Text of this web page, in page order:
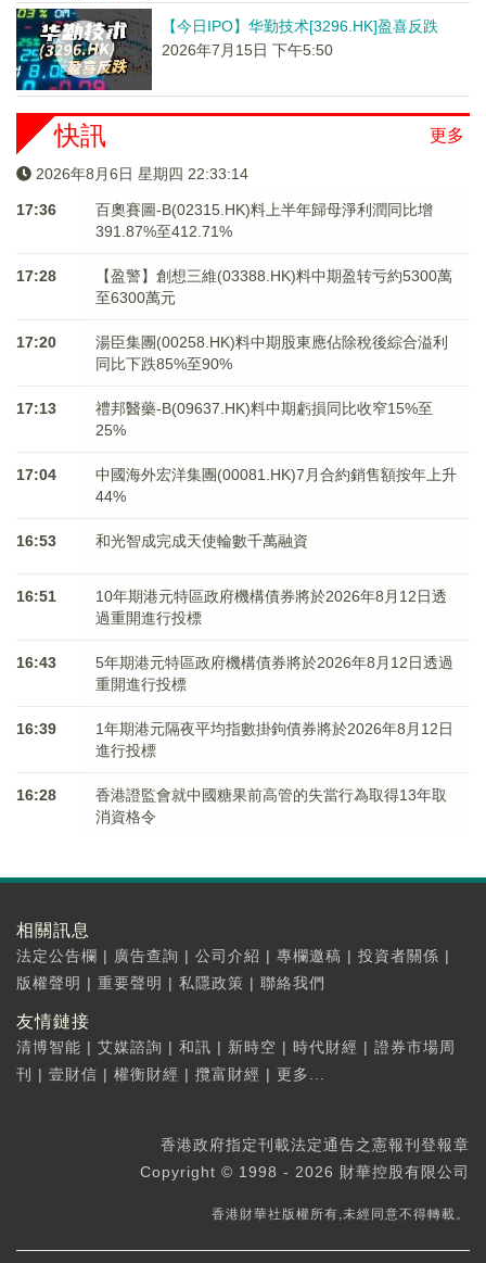
【今日IPO】华勤技术[3296.HK]盈喜反跌
2026年7月15日 下午5:50
更多
快訊
2026年8月6日 星期四 22:33:14
17:36
百奧賽圖-B(02315.HK)料上半年歸母淨利潤同比增
391.87%至412.71%
17:28
【盈警】創想三維(03388.HK)料中期盈转亏約5300萬
至6300萬元
17:20
湯臣集團(00258.HK)料中期股東應佔除稅後綜合溢利
同比下跌85%至90%
17:13
禮邦醫藥-B(09637.HK)料中期虧損同比收窄15%至
25%
17:04
中國海外宏洋集團(00081.HK)7月合約銷售額按年上升
44%
16:53 和光智成完成天使輪數千萬融資
16:51
10年期港元特區政府機構債券將於2026年8月12日透
過重開進行投標
16:43
5年期港元特區政府機構債券將於2026年8月12日透過
重開進行投標
16:39
1年期港元隔夜平均指數掛鉤債券將於2026年8月12日
進行投標
16:28
香港證監會就中國糖果前高管的失當行為取得13年取
消資格令
相關訊息
法定公告欄 | 廣告查詢 | 公司介紹 | 專欄邀稿 | 投資者關係 |
版權聲明 | 重要聲明 | 私隱政策 | 聯絡我們
友情鏈接
清博智能 | 艾媒諮詢 | 和訊 | 新時空 | 時代財經 | 證券市場周
刊
| 壹財信 | 權衡財經 | 攬富財經 | 更多...
香港政府指定刊載法定通告之憲報刊登報章
Copyright © 1998 - 2026 財華控股有限公司
香港財華社版權所有,未經同意不得轉載。